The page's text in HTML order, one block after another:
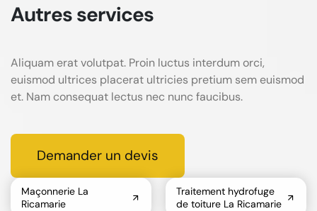
Autres services
Aliquam erat volutpat. Proin luctus interdum orci,
euismod ultrices placerat ultricies pretium sem euismod
et. Nam consequat lectus nec nunc faucibus.
Demander un devis
Maçonnerie La
Ricamarie
Traitement hydrofuge
de toiture La Ricamarie